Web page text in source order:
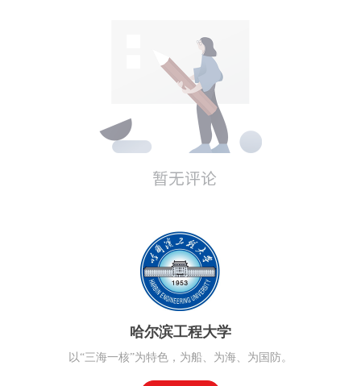
哈尔滨工程大学
以“三海一核”为特色，为船、为海、为国防。